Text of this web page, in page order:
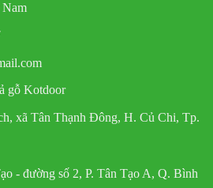
gỗ Kotdoor
xã Tân Thạnh Đông, H. Củ Chi, Tp.
- đường số 2, P. Tân Tạo A, Q. Bình